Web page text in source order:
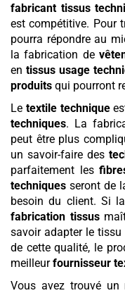
fabricant tissus
est compétitive. Pour
pourra répondre au
la fabrication de
en tissus usage
produits qui pourront
Le textile technique
techniques. La
peut être plus
un savoir-faire des
parfaitement les
techniques seront de
besoin du client. Si
fabrication tissus
savoir adapter le
de cette qualité, le
meilleurfournisseur
Vous avez trouvé un